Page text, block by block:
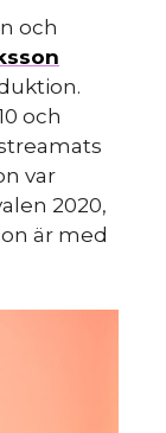
och
och
var
2020,
är med